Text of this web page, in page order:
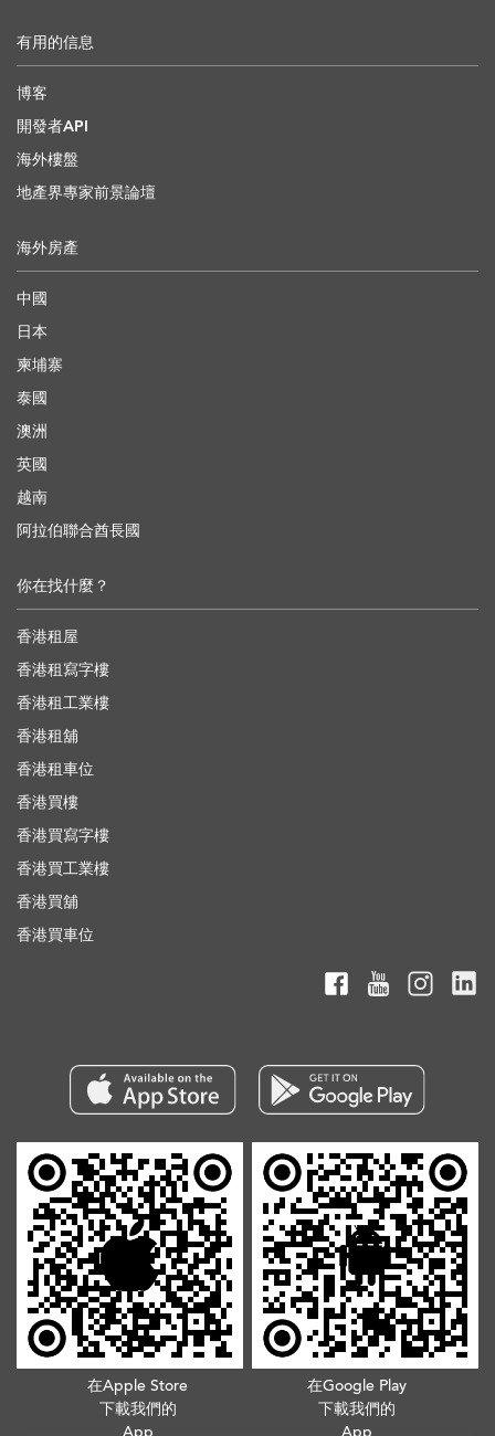
有用的信息
博客
開發者API
海外樓盤
地產界專家前景論壇
海外房產
中國
日本
柬埔寨
泰國
澳洲
英國
越南
阿拉伯聯合酋長國
你在找什麼？
香港租屋
香港租寫字樓
香港租工業樓
香港租舖
香港租車位
香港買樓
香港買寫字樓
香港買工業樓
香港買舖
香港買車位
在Apple Store
下載我們的
在Google Play
下載我們的